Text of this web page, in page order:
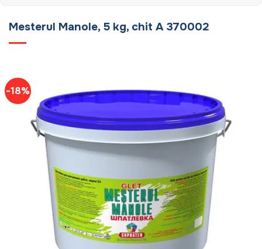
Mesterul Manole, 5 kg, chit A 370002
-18%